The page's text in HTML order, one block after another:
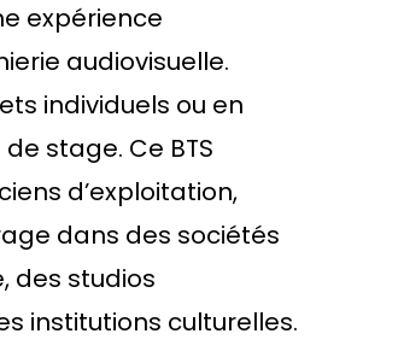
expérience
audiovisuelle.
individuels ou en
stage. Ce BTS
d’exploitation,
dans des sociétés
des studios
institutions culturelles.